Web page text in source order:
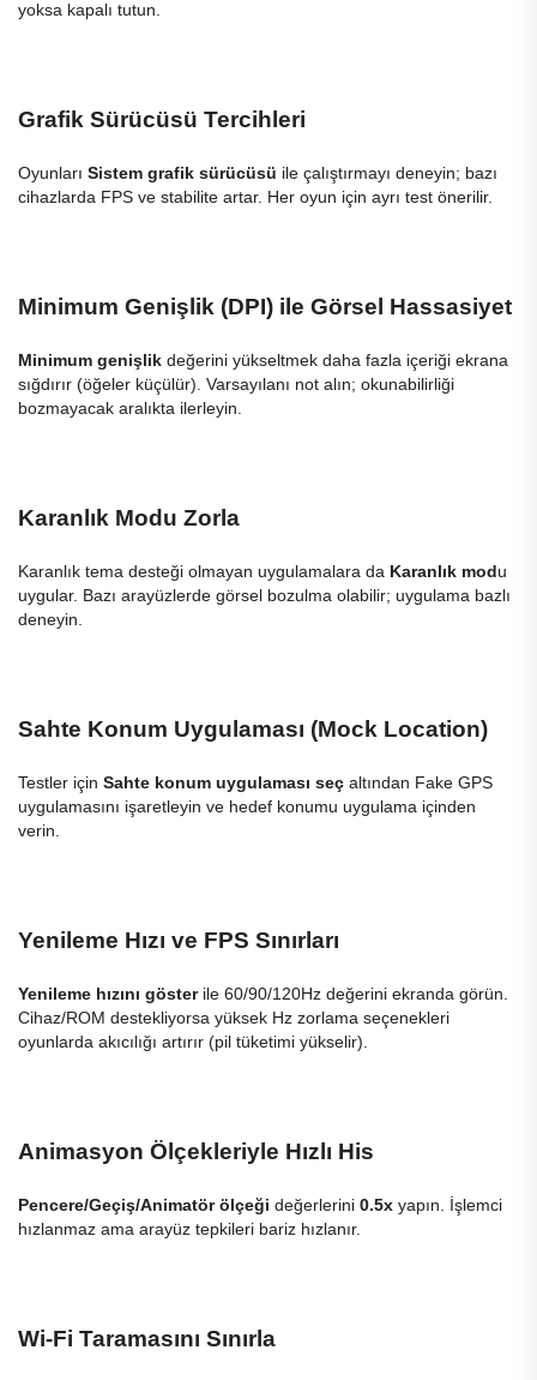
yoksa kapalı tutun.
Grafik Sürücüsü Tercihleri
Oyunları Sistem grafik sürücüsü ile çalıştırmayı deneyin; bazı
cihazlarda FPS ve stabilite artar. Her oyun için ayrı test önerilir.
Minimum Genişlik (DPI) ile Görsel Hassasiyet
Minimum genişlik değerini yükseltmek daha fazla içeriği ekrana
sığdırır (öğeler küçülür). Varsayılanı not alın; okunabilirliği
bozmayacak aralıkta ilerleyin.
Karanlık Modu Zorla
Karanlık tema desteği olmayan uygulamalara da Karanlık modu
uygular. Bazı arayüzlerde görsel bozulma olabilir; uygulama bazlı
deneyin.
Sahte Konum Uygulaması (Mock Location)
Testler için Sahte konum uygulaması seç altından Fake GPS
uygulamasını işaretleyin ve hedef konumu uygulama içinden
verin.
Yenileme Hızı ve FPS Sınırları
Yenileme hızını gösterile 60/90/120Hz değerini ekranda görün.
Cihaz/ROM destekliyorsa yüksek Hz zorlama seçenekleri
oyunlarda akıcılığı artırır (pil tüketimi yükselir).
Animasyon Ölçekleriyle Hızlı His
Pencere/Geçiş/Animatör ölçeği değerlerini 0.5x yapın. İşlemci
hızlanmaz ama arayüz tepkileri bariz hızlanır.
Wi-Fi Taramasını Sınırla